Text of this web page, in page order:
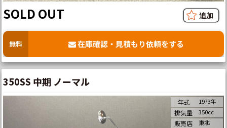
SOLD OUT
無料 在庫確認・見積もり依頼をする
350SS 中期 ノーマル
年式 1973年
排気量 350cc
販売店 東北